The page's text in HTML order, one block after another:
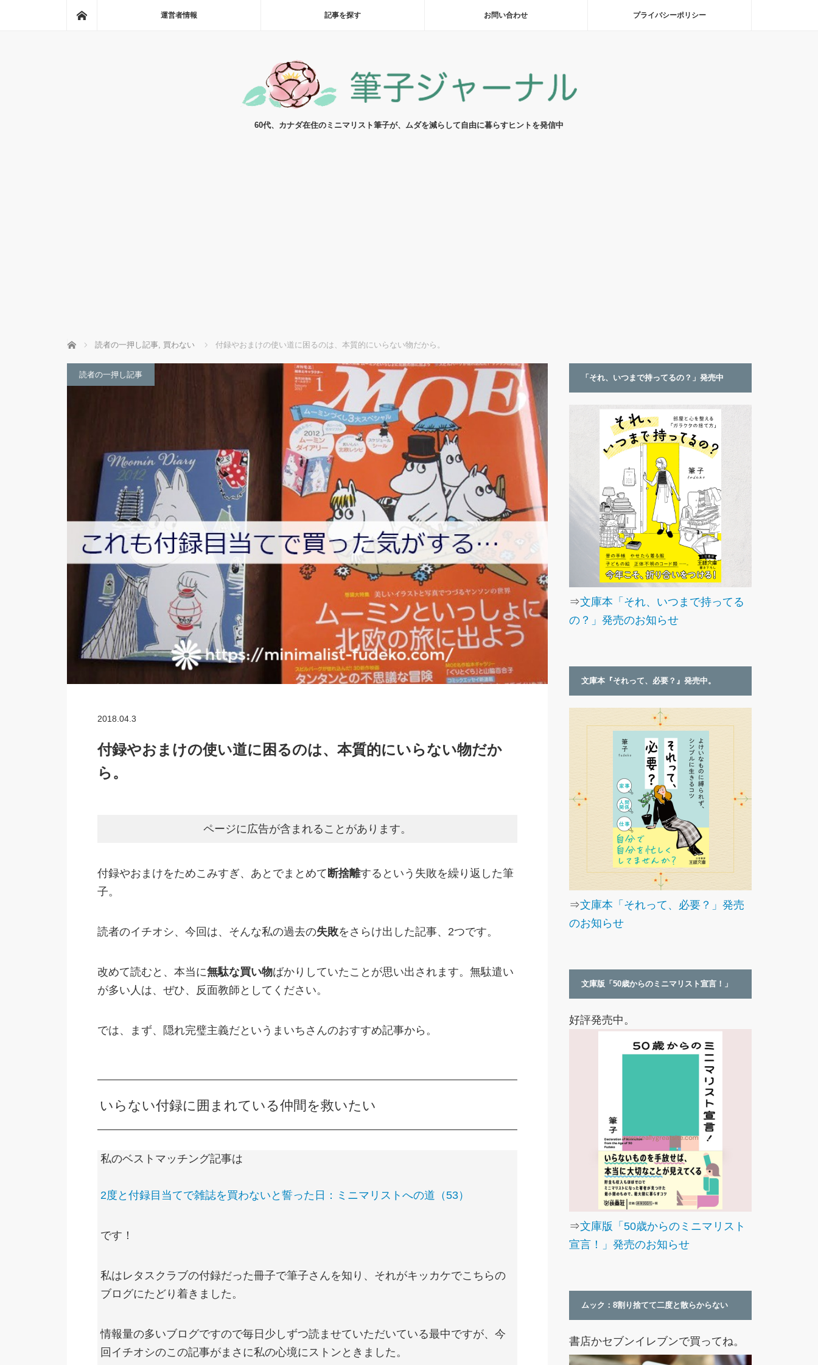
運営者情報 記事を探す お問い合わせ プライバシーポリシー
60代、カナダ在住のミニマリスト筆子が、ムダを減らして自由に暮らすヒントを発信中
ホーム 読者の一押し記事, 買わない 付録やおまけの使い道に困るのは、本質的にいらない物だから。
読者の一押し記事
2018.04.3
付録やおまけの使い道に困るのは、本質的にいらない物だか
ら。
ページに広告が含まれることがあります。
付録やおまけをためこみすぎ、あとでまとめて 断捨離するという失敗を繰り返した筆
子。
読者のイチオシ、今回は、そんな私の過去の失敗をさらけ出した記事、2つです。
改めて読むと、本当に無駄な買い物ばかりしていたことが思い出されます。無駄遣い
が多い人は、ぜひ、反面教師としてください。
では、まず、隠れ完璧主義だというまいちさんのおすすめ記事から。
いらない付録に囲まれている仲間を救いたい
私のベストマッチング記事は
2度と付録目当てで雑誌を買わないと誓った日：ミニマリストへの道（53）
です！
私はレタスクラブの付録だった冊子で筆子さんを知り、それがキッカケでこちらの
ブログにたどり着きました。
情報量の多いブログですので毎日少しずつ読ませていただいている最中ですが、今
回イチオシのこの記事がまさに私の心境にストンときました。
「それ、いつまで持ってるの？」発売中
⇒文庫本「それ、いつまで持ってる
の？」発売のお知らせ
文庫本『それって、必要？』発売中。
⇒文庫本「それって、必要？」発売
のお知らせ
文庫版「50歳からのミニマリスト宣言！」
好評発売中。
⇒文庫版「50歳からのミニマリスト
宣言！」発売のお知らせ
ムック：8割り捨てて二度と散らからない
書店かセブンイレブンで買ってね。